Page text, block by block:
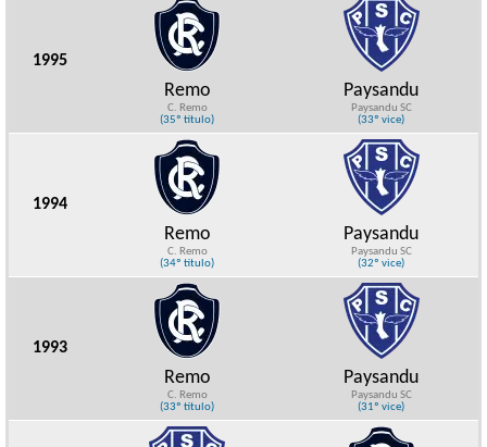
1995
Remo
C. Remo
(35º título)
Paysandu
Paysandu SC
(33º vice)
1994
Remo
C. Remo
(34º título)
Paysandu
Paysandu SC
(32º vice)
1993
Remo
C. Remo
(33º título)
Paysandu
Paysandu SC
(31º vice)